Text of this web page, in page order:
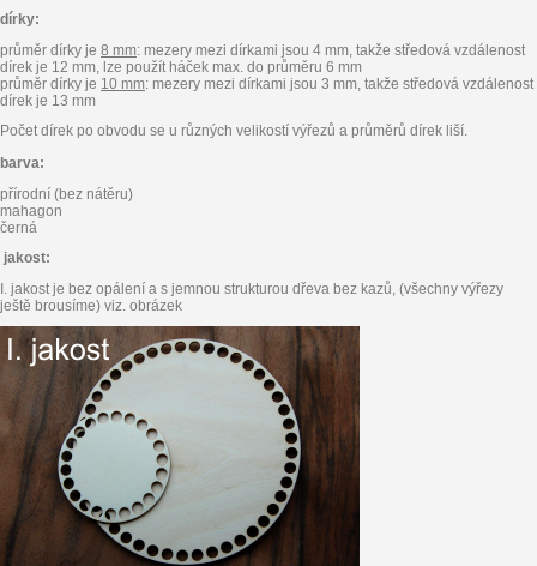
dírky:
průměr dírky je 8 mm: mezery mezi dírkami jsou 4 mm, takže středová vzdálenost
dírek je 12 mm, lze použít háček max. do průměru 6 mm
průměr dírky je 10 mm: mezery mezi dírkami jsou 3 mm, takže středová vzdálenost
dírek je 13 mm
Počet dírek po obvodu se u různých velikostí výřezů a průměrů dírek liší.
barva:
přírodní (bez nátěru)
mahagon
černá
jakost:
I. jakost je bez opálení a s jemnou strukturou dřeva bez kazů, (všechny výřezy
ještě brousíme) viz. obrázek